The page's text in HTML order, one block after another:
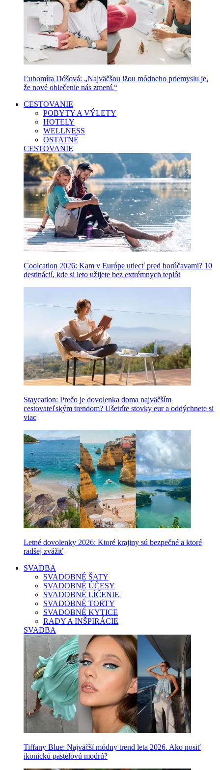
Ľubomíra Dóšová: „Najväčšou lžou módneho priemyslu je,
že nové oblečenie nás zmení.“
CESTOVANIE
POBYTY A VÝLETY
HOTELY
WELLNESS
OSTATNÉ
CESTOVANIE
Coolcation 2026: Kam v Európe utiecť pred horúčavami? 10
destinácií, kde si leto užijete bez extrémnych teplôt
Staycation: Prečo je dovolenka doma najväčším
cestovateľským trendom? Ušetríte stovky eur a oddýchnete si
viac
Letné dovolenky 2026: Ktoré krajiny sú bezpečné a ktoré
radšej zvážiť
SVADBA
SVADOBNÉ ŠATY
SVADOBNÉ ÚČESY
SVADOBNÉ LÍČENIE
SVADOBNÉ TORTY
SVADOBNÉ KYTICE
RADY A INŠPIRÁCIE
SVADBA
Tiffany Blue: Najväčší módny trend leta 2026. Ako nosiť
ikonickú pastelovú modrú?